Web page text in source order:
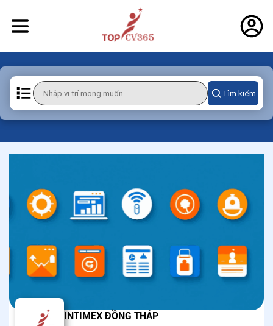
Tìm kiếm
INTIMEX ĐỒNG THÁP